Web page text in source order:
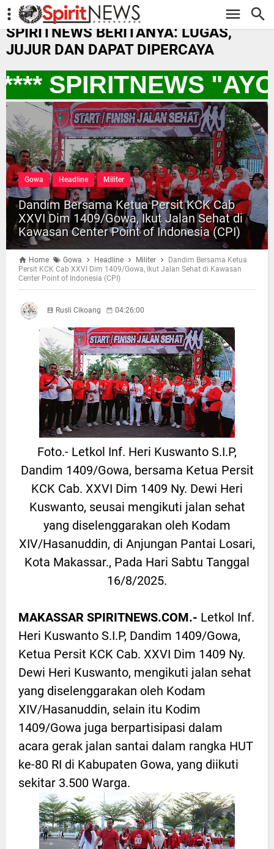
-->
SPIRITNEWS BERITANYA: LUGAS,
JUJUR DAN DAPAT DIPERCAYA
SPIRITNEWS "AYO
Gowa Headline Militer
Dandim Bersama Ketua Persit KCK Cab
XXVI Dim 1409/Gowa, Ikut Jalan Sehat di
Kawasan Center Point of Indonesia (CPI)
Home Gowa Headline Militer
Dandim Bersama Ketua
Persit KCK Cab XXVI Dim 1409/Gowa, Ikut Jalan Sehat di Kawasan
Center Point of Indonesia (CPI)
Rusli Cikoang 04:26:00
Foto.- Letkol Inf. Heri Kuswanto S.I.P,
Dandim 1409/Gowa, bersama Ketua Persit
KCK Cab. XXVI Dim 1409 Ny. Dewi Heri
Kuswanto, seusai mengikuti jalan sehat
yang diselenggarakan oleh Kodam
XIV/Hasanuddin, di Anjungan Pantai Losari,
Kota Makassar., Pada Hari Sabtu Tanggal
16/8/2025.
MAKASSAR SPIRITNEWS.COM.- Letkol Inf.
Heri Kuswanto S.I.P, Dandim 1409/Gowa,
Ketua Persit KCK Cab. XXVI Dim 1409 Ny.
Dewi Heri Kuswanto, mengikuti jalan sehat
yang diselenggarakan oleh Kodam
XIV/Hasanuddin, selain itu Kodim
1409/Gowa juga berpartisipasi dalam
acara gerak jalan santai dalam rangka HUT
ke-80 RI di Kabupaten Gowa, yang diikuti
sekitar 3.500 Warga.